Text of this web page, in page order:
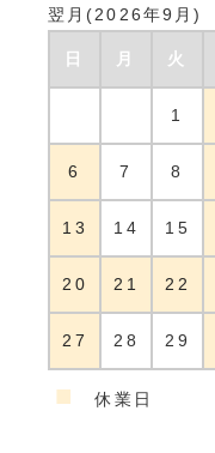
翌月(2026年9月)
日 月 火
1
6 7 8
13 14 15
20 21 22
27 28 29
■ 休業日